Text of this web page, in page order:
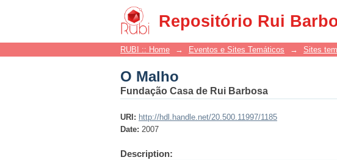
Repositório Rui
O Malho
RUBI :: Home → Eventos e Sites Temáticos → Sites
O Malho
Fundação Casa de Rui Barbosa
URI: http://hdl.handle.net/20.500.11997/1185
Date: 2007
Description: